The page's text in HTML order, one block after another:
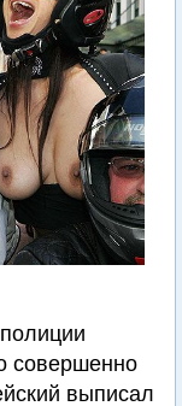
совершенно
выписал